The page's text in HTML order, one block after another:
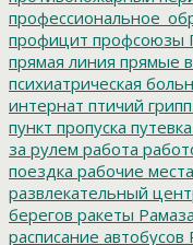
профицит профсоюзы
прямая линия прямые
психиатрическая
интернат птичий грипп
пункт пропуска путевка
за рулем работа
поездка рабочие места
развлекательный
берегов ракеты
расписание автобусов